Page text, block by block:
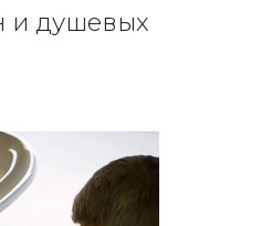
и душевых